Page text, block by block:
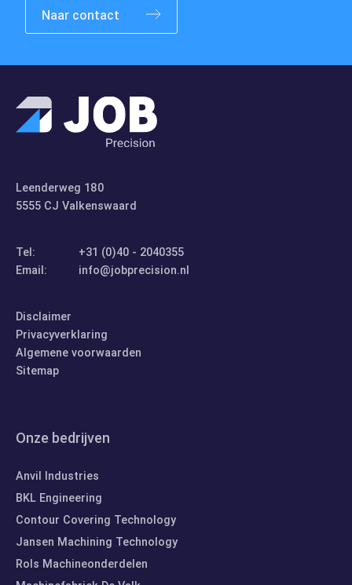
Naar contact
Leenderweg 180
5555 CJ Valkenswaard
Tel:
+31 (0)40 - 2040355
Email:
info@jobprecision.nl
Disclaimer
Privacyverklaring
Algemene voorwaarden
Sitemap
Onze bedrijven
Anvil Industries
BKL Engineering
Contour Covering Technology
Jansen Machining Technology
Rols Machineonderdelen